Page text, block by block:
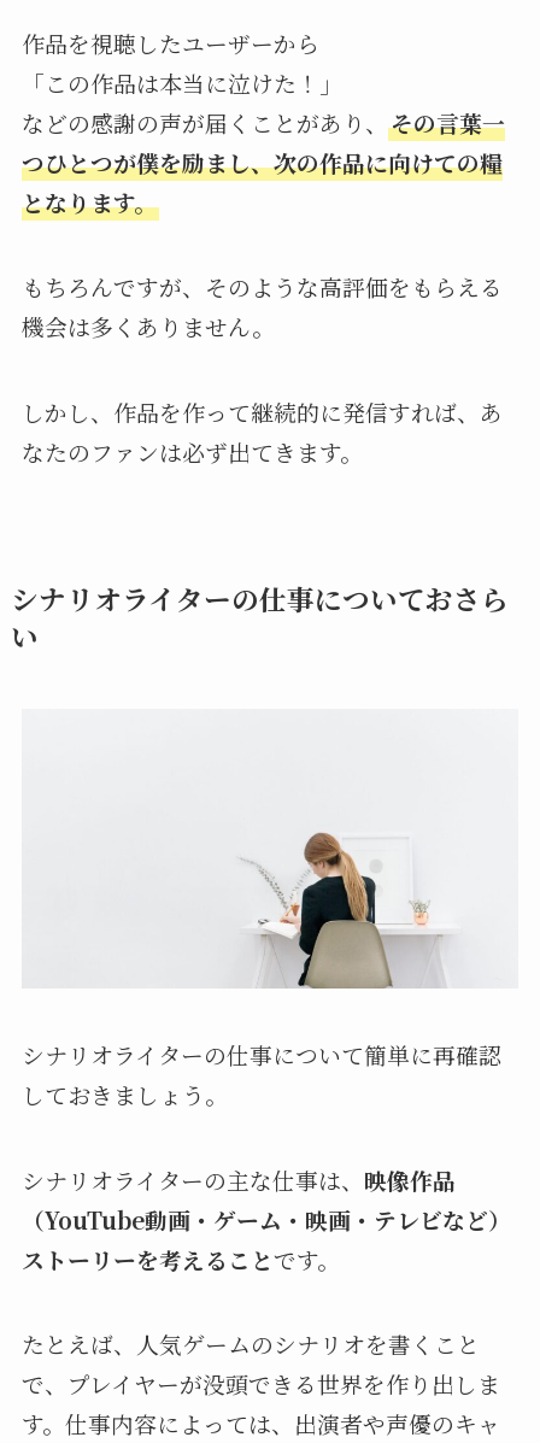
作品を視聴したユーザーから
「この作品は本当に泣けた！」
などの感謝の声が届くことがあり、 その言葉一
つひとつが僕を励まし、次の作品に向けての糧
となります。
もちろんですが、そのような高評価をもらえる
機会は多くありません。
しかし、作品を作って継続的に発信すれば、あ
なたのファンは必ず出てきます。
シナリオライターの仕事についておさら
い
シナリオライターの仕事について簡単に再確認
しておきましょう。
シナリオライターの主な仕事は、 映像作品
（YouTube動画・ゲーム・映画・テレビなど）
ストーリーを考えることです。
たとえば、人気ゲームのシナリオを書くこと
で、プレイヤーが没頭できる世界を作り出しま
す。仕事内容によっては、出演者や声優のキャ